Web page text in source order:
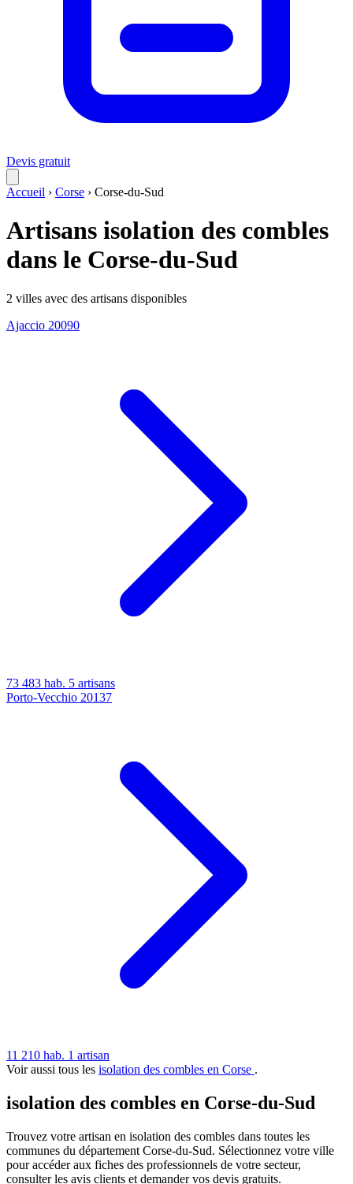
Devis gratuit
Accueil › Corse › Corse-du-Sud
Artisans isolation des combles
dans le Corse-du-Sud
2 villes avec des artisans disponibles
Ajaccio 20090
73 483 hab. 5 artisans
Porto-Vecchio 20137
11 210 hab. 1 artisan
Voir aussi tous les isolation des combles en Corse .
isolation des combles en Corse-du-Sud
Trouvez votre artisan en isolation des combles dans toutes les
communes du département Corse-du-Sud. Sélectionnez votre ville
pour accéder aux fiches des professionnels de votre secteur,
consulter les avis clients et demander vos devis gratuits.